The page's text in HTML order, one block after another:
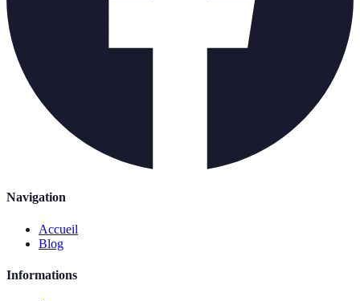
Navigation
Accueil
Blog
Informations